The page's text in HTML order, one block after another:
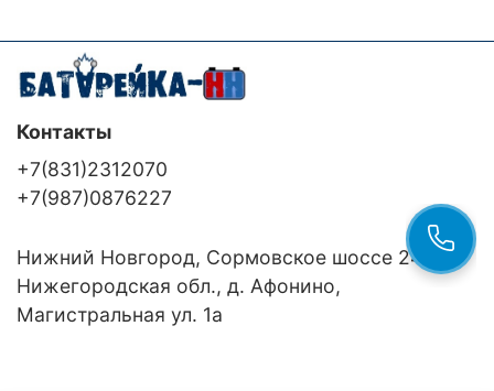
Контакты
+7(831)2312070
+7(987)0876227
Нижний Новгород, Сормовское шоссе 24/36
Нижегородская обл., д. Афонино,
Магистральная ул. 1а